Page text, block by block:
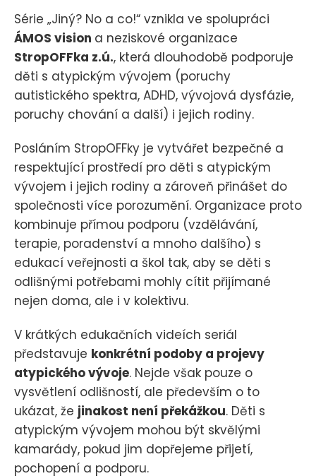
Série „Jiný? No a co!“ vznikla ve spolupráci
ÁMOS vision a neziskové organizace
StropOFFka z.ú., která dlouhodobě podporuje
děti s atypickým vývojem (poruchy
autistického spektra, ADHD, vývojová dysfázie,
poruchy chování a další) i jejich rodiny.
Posláním StropOFFky je vytvářet bezpečné a
respektující prostředí pro děti s atypickým
vývojem i jejich rodiny a zároveň přinášet do
společnosti více porozumění. Organizace proto
kombinuje přímou podporu (vzdělávání,
terapie, poradenství a mnoho dalšího) s
edukací veřejnosti a škol tak, aby se děti s
odlišnými potřebami mohly cítit přijímané
nejen doma, ale i v kolektivu.
V krátkých edukačních videích seriál
představuje konkrétní podoby a projevy
atypického vývoje. Nejde však pouze o
vysvětlení odlišností, ale především o to
ukázat, že jinakost není překážkou. Děti s
atypickým vývojem mohou být skvělými
kamarády, pokud jim dopřejeme přijetí,
pochopení a podporu.